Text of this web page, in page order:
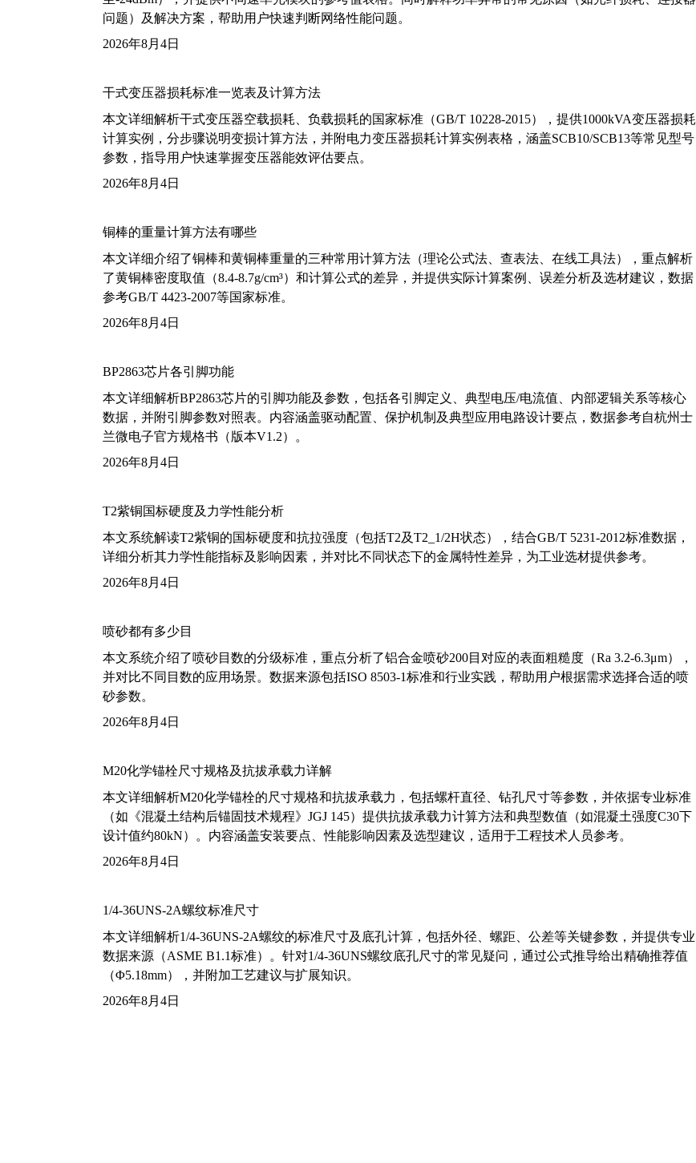
问题）及解决方案，帮助用户快速判断网络性能问题。
2026年8月4日
干式变压器损耗标准一览表及计算方法
本文详细解析干式变压器空载损耗、负载损耗的国家标准（GB/T 10228-2015），提供1000kVA变压器损耗
计算实例，分步骤说明变损计算方法，并附电力变压器损耗计算实例表格，涵盖SCB10/SCB13等常见型号
参数，指导用户快速掌握变压器能效评估要点。
2026年8月4日
铜棒的重量计算方法有哪些
本文详细介绍了铜棒和黄铜棒重量的三种常用计算方法（理论公式法、查表法、在线工具法），重点解析
了黄铜棒密度取值（8.4-8.7g/cm³）和计算公式的差异，并提供实际计算案例、误差分析及选材建议，数据
参考GB/T 4423-2007等国家标准。
2026年8月4日
BP2863芯片各引脚功能
本文详细解析BP2863芯片的引脚功能及参数，包括各引脚定义、典型电压/电流值、内部逻辑关系等核心
数据，并附引脚参数对照表。内容涵盖驱动配置、保护机制及典型应用电路设计要点，数据参考自杭州士
兰微电子官方规格书（版本V1.2）。
2026年8月4日
T2紫铜国标硬度及力学性能分析
本文系统解读T2紫铜的国标硬度和抗拉强度（包括T2及T2_1/2H状态），结合GB/T 5231-2012标准数据，
详细分析其力学性能指标及影响因素，并对比不同状态下的金属特性差异，为工业选材提供参考。
2026年8月4日
喷砂都有多少目
本文系统介绍了喷砂目数的分级标准，重点分析了铝合金喷砂200目对应的表面粗糙度（Ra 3.2-6.3μm），
并对比不同目数的应用场景。数据来源包括ISO 8503-1标准和行业实践，帮助用户根据需求选择合适的喷
砂参数。
2026年8月4日
M20化学锚栓尺寸规格及抗拔承载力详解
本文详细解析M20化学锚栓的尺寸规格和抗拔承载力，包括螺杆直径、钻孔尺寸等参数，并依据专业标准
（如《混凝土结构后锚固技术规程》JGJ 145）提供抗拔承载力计算方法和典型数值（如混凝土强度C30下
设计值约80kN）。内容涵盖安装要点、性能影响因素及选型建议，适用于工程技术人员参考。
2026年8月4日
1/4-36UNS-2A螺纹标准尺寸
本文详细解析1/4-36UNS-2A螺纹的标准尺寸及底孔计算，包括外径、螺距、公差等关键参数，并提供专业
数据来源（ASME B1.1标准）。针对1/4-36UNS螺纹底孔尺寸的常见疑问，通过公式推导给出精确推荐值
（Φ5.18mm），并附加工艺建议与扩展知识。
2026年8月4日